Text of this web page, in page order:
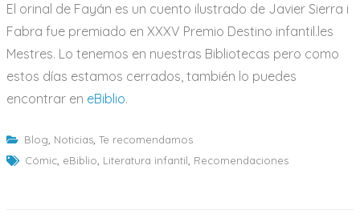
El orinal de Fayán es un cuento ilustrado de Javier Sierra i
Fabra fue premiado en XXXV Premio Destino infantil.les
Mestres. Lo tenemos en nuestras Bibliotecas pero como
estos días estamos cerrados, también lo puedes
encontrar en eBiblio.
Blog, Noticias, Te recomendamos
Cómic, eBiblio, Literatura infantil, Recomendaciones